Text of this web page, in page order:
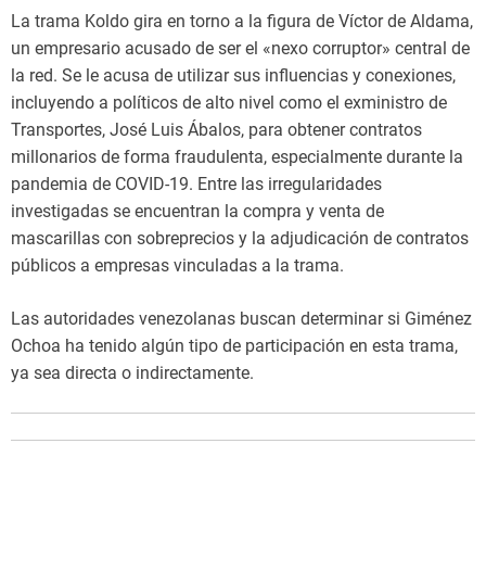
La trama Koldo gira en torno a la figura de Víctor de Aldama,
un empresario acusado de ser el «nexo corruptor» central de
la red. Se le acusa de utilizar sus influencias y conexiones,
incluyendo a políticos de alto nivel como el exministro de
Transportes, José Luis Ábalos, para obtener contratos
millonarios de forma fraudulenta, especialmente durante la
pandemia de COVID-19. Entre las irregularidades
investigadas se encuentran la compra y venta de
mascarillas con sobreprecios y la adjudicación de contratos
públicos a empresas vinculadas a la trama.
Las autoridades venezolanas buscan determinar si Giménez
Ochoa ha tenido algún tipo de participación en esta trama,
ya sea directa o indirectamente.